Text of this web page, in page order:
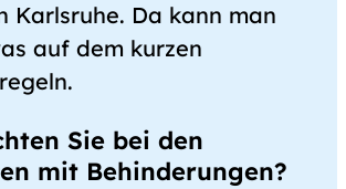
Karlsruhe. Da kann man
auf dem kurzen
Sie bei den
mit Behinderungen?